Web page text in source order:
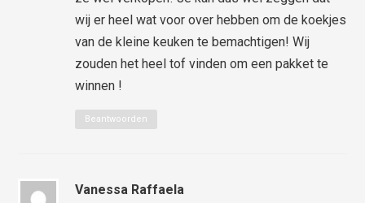
wij er heel wat voor over hebben om de koekjes
van de kleine keuken te bemachtigen! Wij
zouden het heel tof vinden om een pakket te
winnen !
Beantwoorden
Vanessa Raffaela